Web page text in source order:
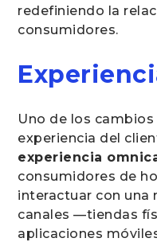
redefiniendo la
consumidores.
Uno de los
experiencia del
experiencia
consumidores de
interactuar con una
canales —tiendas
aplicaciones